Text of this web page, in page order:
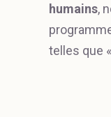
humains,
telles que